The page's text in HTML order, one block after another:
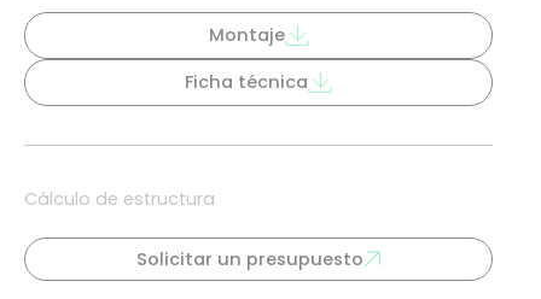
Montaje
Ficha técnica
Cálculo de estructura
Solicitar un presupuesto